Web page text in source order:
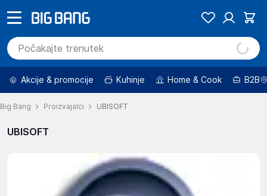
Akcije & promocije Kuhinje Home & Cook B2B
Big Bang Proizvajalci UBISOFT
UBISOFT